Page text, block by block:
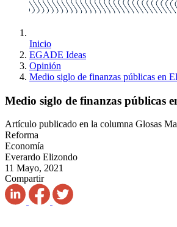
Inicio
EGADE Ideas
Opinión
Medio siglo de finanzas públicas en
Medio siglo de finanzas públicas
Artículo publicado en la columna Glosas
Reforma
Economía
Everardo Elizondo
11 Mayo, 2021
Compartir